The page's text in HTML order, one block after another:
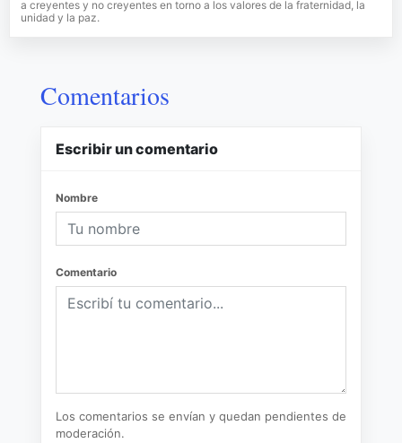
a creyentes y no creyentes en torno a los valores de la fraternidad, la
unidad y la paz.
Comentarios
Escribir un comentario
Nombre
Comentario
Los comentarios se envían y quedan pendientes de
moderación.